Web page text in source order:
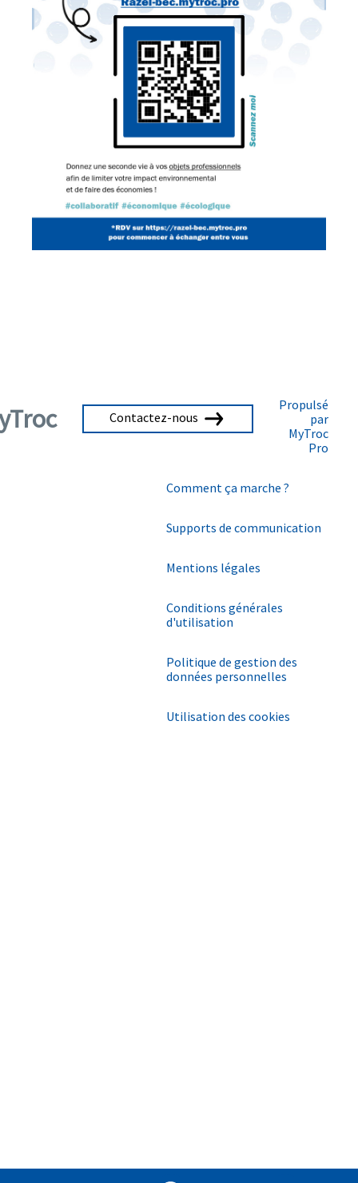
Contactez-nous
Propulsé
par
MyTroc
Pro
Comment ça marche ?
Supports de communication
Mentions légales
Conditions générales
d'utilisation
Politique de gestion des
données personnelles
Utilisation des cookies